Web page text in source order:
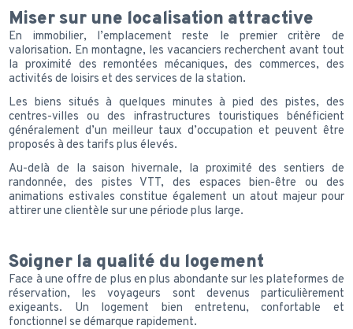
Miser sur une localisation attractive
En immobilier, l’emplacement reste le premier critère de
valorisation. En montagne, les vacanciers recherchent avant tout
la proximité des remontées mécaniques, des commerces, des
activités de loisirs et des services de la station.
Les biens situés à quelques minutes à pied des pistes, des
centres-villes ou des infrastructures touristiques bénéficient
généralement d’un meilleur taux d’occupation et peuvent être
proposés à des tarifs plus élevés.
Au-delà de la saison hivernale, la proximité des sentiers de
randonnée, des pistes VTT, des espaces bien-être ou des
animations estivales constitue également un atout majeur pour
attirer une clientèle sur une période plus large.
Soigner la qualité du logement
Face à une offre de plus en plus abondante sur les plateformes de
réservation, les voyageurs sont devenus particulièrement
exigeants. Un logement bien entretenu, confortable et
fonctionnel se démarque rapidement.